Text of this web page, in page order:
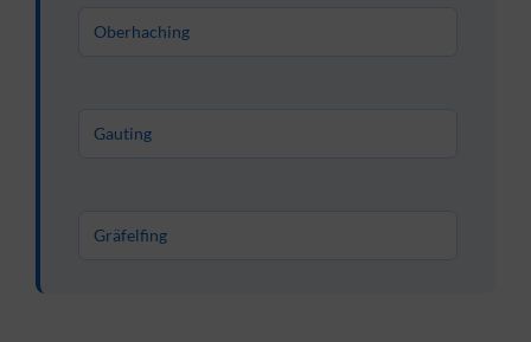
Oberhaching
Gauting
Gräfelfing